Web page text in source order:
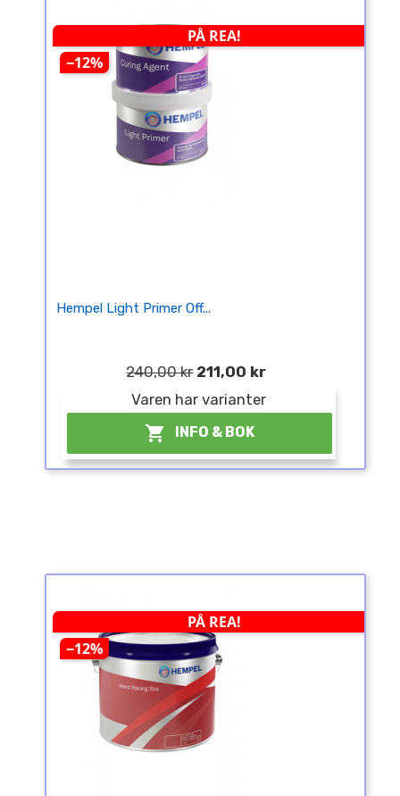
PÅ REA!
−12%
Hempel Light Primer Off...
240,00 kr 211,00 kr
Varen har varianter
 INFO & BOK
PÅ REA!
−12%